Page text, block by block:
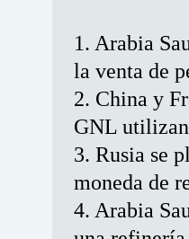
1. Arabia
la venta de
2. China y
GNL
3. Rusia se
moneda de
4. Arabia